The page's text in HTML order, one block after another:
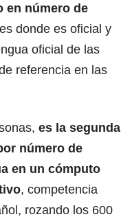
en número de
donde es oficial y
oficial de las
referencia en las
es la segunda
número de
en un cómputo
, competencia
rozando los 600